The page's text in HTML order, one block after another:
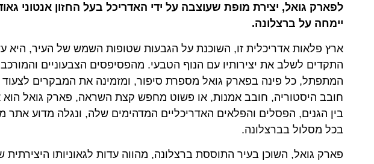
לפארק גואל, יצירת מופת שעוצבה על ידי האדריכל בעל החזון אנטוני
יימחה על ברצלונה.
ארץ פלאות אדריכלית זו, השוכנת על הגבעות שטופות השמש של העיר, היא
התקדים לשלב את יצירותיו עם הנוף הטבעי. מהפסיפסים הצבעוניים
המתפתל, כל פינה בפארק גואל מספרת סיפור, ומזמינה את המבקרים לצעוד
חובב היסטוריה, חובב אמנות, או פשוט מחפש קצת השראה, פארק גואל
בין הגנים, הפסלים והפלאים האדריכליים המדהימים שלה, ונגלה מדוע אתר
בכל מסלול בברצלונה.
פארק גואל, השוכן בעיר התוססת ברצלונה, מהווה עדות לגאוניותו